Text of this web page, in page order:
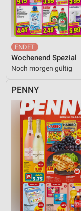
Wochenend Spezial
Noch morgen gültig
PENNY